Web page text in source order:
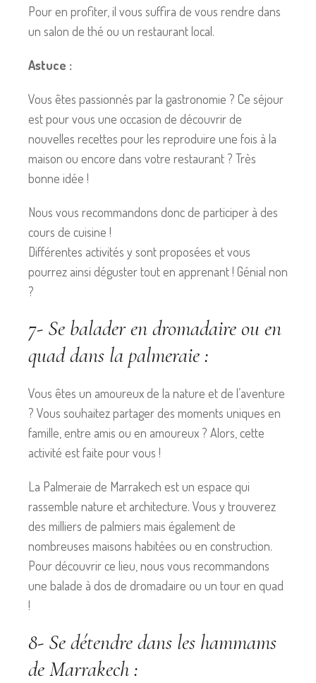
Pour en profiter, il vous suffira de vous rendre dans
un salon de thé ou un restaurant local.
Astuce :
Vous êtes passionnés par la gastronomie ? Ce séjour
est pour vous une occasion de découvrir de
nouvelles recettes pour les reproduire une fois à la
maison ou encore dans votre restaurant ? Très
bonne idée !
Nous vous recommandons donc de participer à des
cours de cuisine !
Différentes activités y sont proposées et vous
pourrez ainsi déguster tout en apprenant ! Génial non
?
7- Se balader en dromadaire ou en
quad dans la palmeraie :
Vous êtes un amoureux de la nature et de l’aventure
? Vous souhaitez partager des moments uniques en
famille, entre amis ou en amoureux ? Alors, cette
activité est faite pour vous !
La Palmeraie de Marrakech est un espace qui
rassemble nature et architecture. Vous y trouverez
des milliers de palmiers mais également de
nombreuses maisons habitées ou en construction.
Pour découvrir ce lieu, nous vous recommandons
une balade à dos de dromadaire ou un tour en quad
!
8- Se détendre dans les hammams
de Marrakech :